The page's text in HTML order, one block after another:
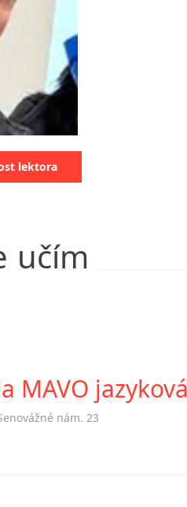
lektora
učím
MAVO
nám. 23